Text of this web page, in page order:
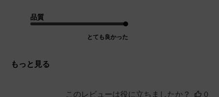
品質
とても良かった
もっと見る
このレビューは役に立ちましたか？
0